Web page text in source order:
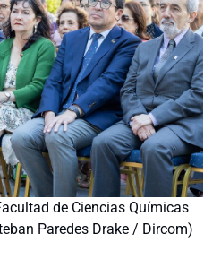
de Ciencias Químicas
Paredes Drake / Dircom)